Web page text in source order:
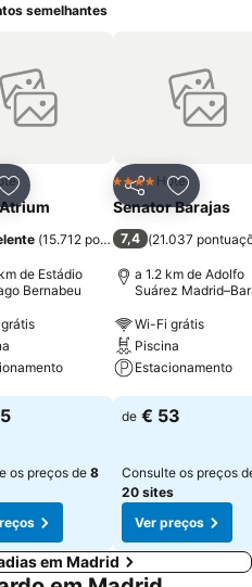
aquecimento, cofre, casa de
reuniões ou banquetes,
para não fumadores. O pequeno
na diária. O hotel oferece ainda
semelhantes
Adicionar aos favoritos
(15.712 pontuações)
de Estádio
Bernabeu
os preços de 8
Partilhar
4 EstrelasHotel
Senator Barajas
7,4 (21.037
a 1.2 km de Adolfo
Suárez
Wi-Fi grátis
Piscina
Estacionamento
Ver preços
de € 53
Consulte os preços
20 sites
Ver preços
em Madrid